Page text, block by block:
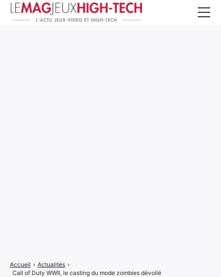
Accueil › Actualités ›
Call of Duty WWII, le casting du mode zombies dévoilé